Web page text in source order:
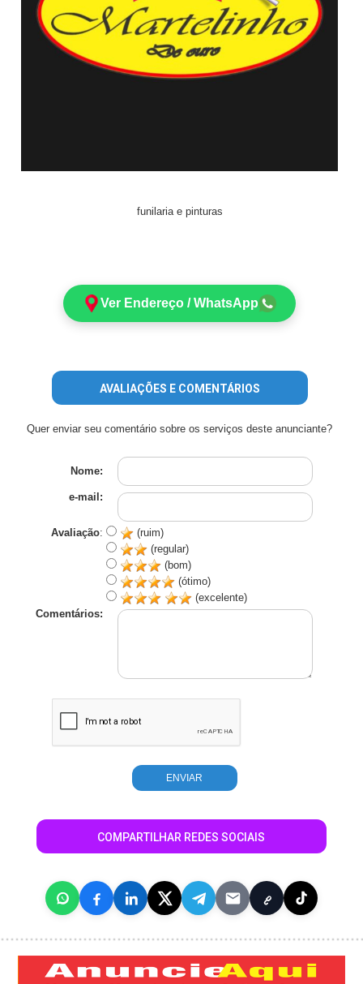
funilaria e pinturas
Ver Endereço / WhatsApp
AVALIAÇÕES E COMENTÁRIOS
Quer enviar seu comentário sobre os serviços deste anunciante?
Nome:
e-mail:
Avaliação:
(ruim)
(regular)
(bom)
(ótimo)
(excelente)
Comentários:
COMPARTILHAR REDES SOCIAIS